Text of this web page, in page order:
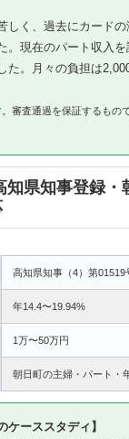
しく、過去にカード
。現在のパート収入
た。月々の負担は
審査通過を保証するもの
県知事登録・
高知県知事（4）第01519
年14.4〜19.94%
1万〜50万円
朝日町の主婦・パート・
ケーススタディ】